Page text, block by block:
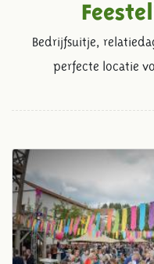
Bedrijfsuitje,
perfecte locatie